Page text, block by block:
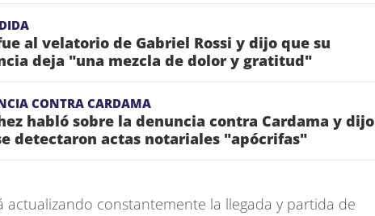
al velatorio de Gabriel Rossi y dijo que su
deja "una mezcla de dolor y gratitud"
CONTRA CARDAMA
habló sobre la denuncia contra Cardama y dijo
detectaron actas notariales "apócrifas"
actualizando constantemente la llegada y partida de